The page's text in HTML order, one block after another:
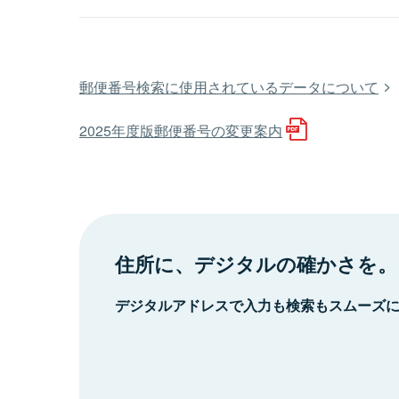
郵便番号検索に使用されているデータについて
2025年度版郵便番号の変更案内
住所に、デジタルの確かさを。
デジタルアドレスで入力も検索もスムーズ